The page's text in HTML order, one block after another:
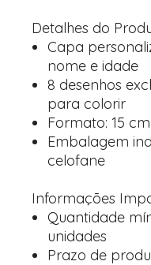
Detalhes do
Capa
nome e idade
8 desenhos
para colorir
Formato: 15
Embalagem
celofane
Informações
Quantidade
unidades
Prazo de